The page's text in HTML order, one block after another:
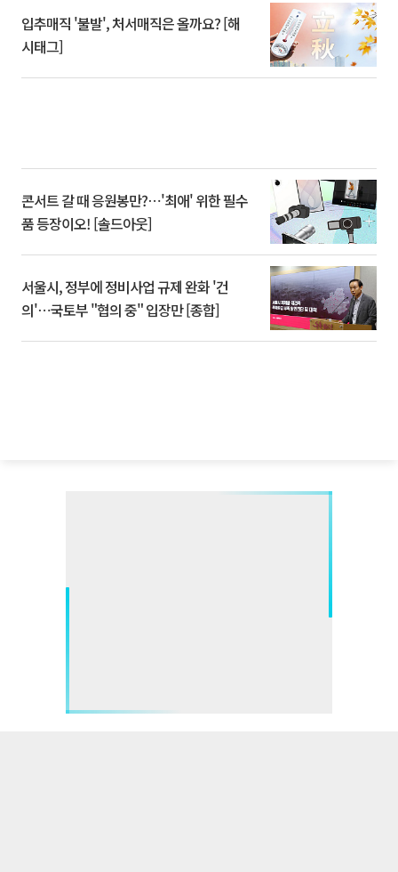
입추매직 '불발', 처서매직은 올까요? [해
시태그]
콘서트 갈 때 응원봉만?⋯'최애' 위한 필수
품 등장이오! [솔드아웃]
서울시, 정부에 정비사업 규제 완화 '건
의'⋯국토부 "협의 중" 입장만 [종합]